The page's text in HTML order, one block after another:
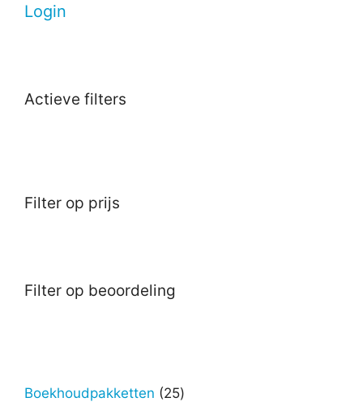
Login
Actieve filters
Filter op prijs
Filter op beoordeling
Boekhoudpakketten 2525